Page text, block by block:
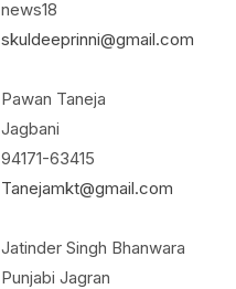
news18
skuldeeprinni@gmail.com
Pawan Taneja
Jagbani
94171-63415
Tanejamkt@gmail.com
Jatinder Singh Bhanwara
Punjabi Jagran